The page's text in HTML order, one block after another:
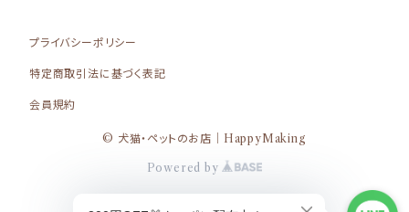
からだ想い(リリーズキッチン)
Bailey+Co（ベイリーコー）
SILKFULL(シルクフル)
プライバシーポリシー
特定商取引法に基づく表記
会員規約
© 犬猫・ペットのお店｜HappyMaking
Powered by